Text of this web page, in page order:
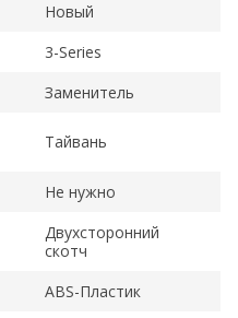
Новый
3-Series
Заменитель
Тайвань
Не нужно
Двухсторонний
скотч
ABS-Пластик